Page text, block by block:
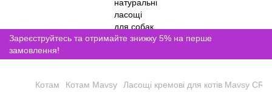
Зареєструйтесь та отримайте знижку 5% на перше
замовлення!
Котам Котам Mavsy Ласощі кремові для котів Mavsy